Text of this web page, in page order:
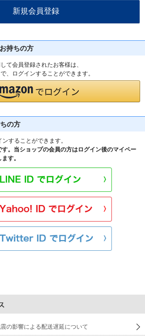
持ちの方
て会員登録されたお客様は、
、ログインすることができます。
の方
することができます。
。当ショップの会員の方はログイン後のマイペー
す。
の影響による配送遅延について